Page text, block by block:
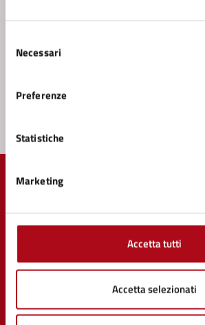
delNecessari
Preferenze
Statistiche
Marketing
Accetta tutti
Accetta selezionati
Segnala disservizio
Comune di Mercato Saraceno
AMMINISTRAZIONE